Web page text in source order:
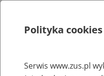
Polityka cookies
Serwis www.zus.pl